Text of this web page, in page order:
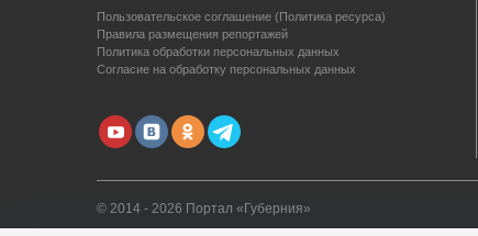
Пользовательское соглашение (Политика ресурса)
Правила размещения репортажей
Политика обработки персональных данных
Согласие на обработку персональных данных
© 2014 - 2026 Портал «Губерния»